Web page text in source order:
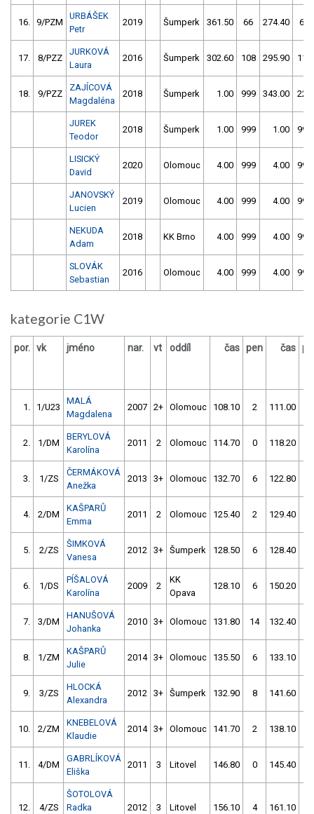
16. 9/PZM
URBÁŠEK
Petr
2019 Šumperk 361.50 66 274.40 64
17. 8/PZZ
JURKOVÁ
Laura
2016 Šumperk 302.60 108 295.90 110
18. 9/PZZ
ZAJÍCOVÁ
Magdaléna
2018 Šumperk 1.00 999 343.00 224
JUREK
Teodor
2018 Šumperk 1.00 999 1.00 999
LISICKÝ
David
2020 Olomouc 4.00 999 4.00 999
JANOVSKÝ
Lucien
2019 Olomouc 4.00 999 4.00 999
NEKUDA
Adam
2018 KK Brno 4.00 999 4.00 999
SLOVÁK
Sebastian
2016 Olomouc 4.00 999 4.00 999
kategorie C1W
por. vk jméno nar. vt oddíl čas pen čas
1. 1/U23
MALÁ
Magdalena
2007 2+ Olomouc 108.10 2 111.00
2. 1/DM
BERYLOVÁ
Karolína
2011 2 Olomouc 114.70 0 118.20
3. 1/ZS
ČERMÁKOVÁ
Anežka
2013 3+ Olomouc 132.70 6 122.80
4. 2/DM
KAŠPARŮ
Emma
2011 2 Olomouc 125.40 2 129.40
5. 2/ZS
ŠIMKOVÁ
Vanesa
2012 3+ Šumperk 128.50 6 128.40
6. 1/DS
PÍŠALOVÁ
Karolína
2009 2
KK
Opava
128.10 6 150.20
7. 3/DM
HANUŠOVÁ
Johanka
2010 3+ Olomouc 131.80 14 132.40
8. 1/ZM
KAŠPARŮ
Julie
2014 3+ Olomouc 135.50 6 133.10
9. 3/ZS
HLOCKÁ
Alexandra
2012 3+ Šumperk 132.90 8 141.60
10. 2/ZM
KNEBELOVÁ
Klaudie
2014 3+ Olomouc 141.70 2 138.10
11. 4/DM
GABRLÍKOVÁ
Eliška
2011 3 Litovel 146.80 0 145.40
12. 4/ZS
ŠOTOLOVÁ
Radka
2012 3 Litovel 156.10 4 161.10